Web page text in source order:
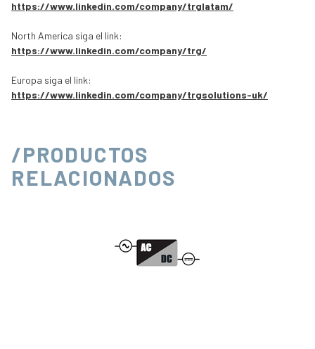
https://www.linkedin.com/company/trglatam/
North America siga el link:
https://www.linkedin.com/company/trg/
Europa siga el link:
https://www.linkedin.com/company/trgsolutions-uk/
/PRODUCTOS
RELACIONADOS